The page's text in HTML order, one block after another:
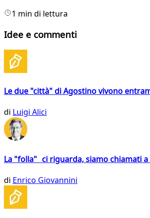
1 min di lettura
Idee e commenti
Le due "città" di Agostino vivono
di Luigi Alici
La "folla" ci riguarda, siamo chiamati
di Enrico Giovannini